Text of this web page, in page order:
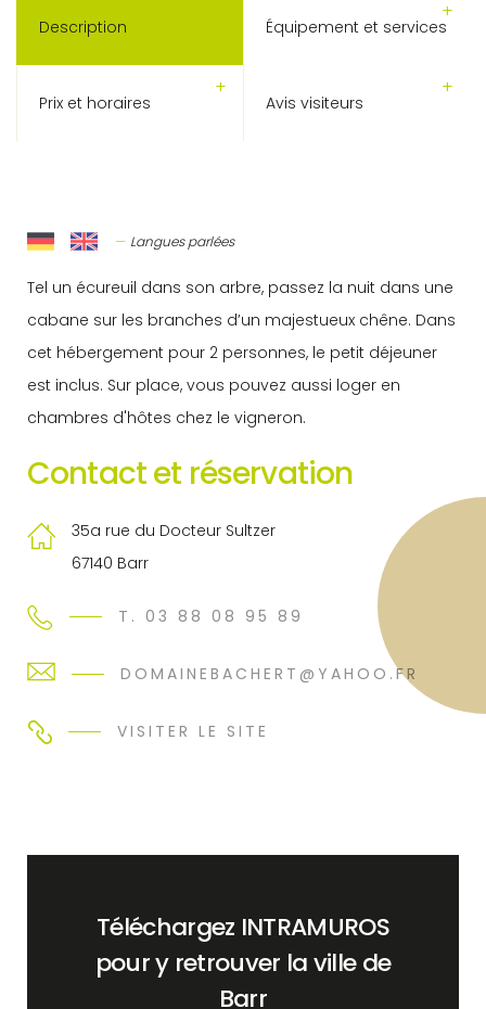
Description Équipement et services
Prix et horaires Avis visiteurs
Langues parlées
Tel un écureuil dans son arbre, passez la nuit dans une
cabane sur les branches d’un majestueux chêne. Dans
cet hébergement pour 2 personnes, le petit déjeuner
est inclus. Sur place, vous pouvez aussi loger en
chambres d'hôtes chez le vigneron.
Contact et réservation
35a rue du Docteur Sultzer
67140 Barr
T. 03 88 08 95 89
DOMAINEBACHERT@YAHOO.FR
VISITER LE SITE
Téléchargez INTRAMUROS
pour y retrouver la ville de
Barr